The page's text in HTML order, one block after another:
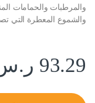
والمرطبات والحمامات
والشموع المعطرة التي
93.29